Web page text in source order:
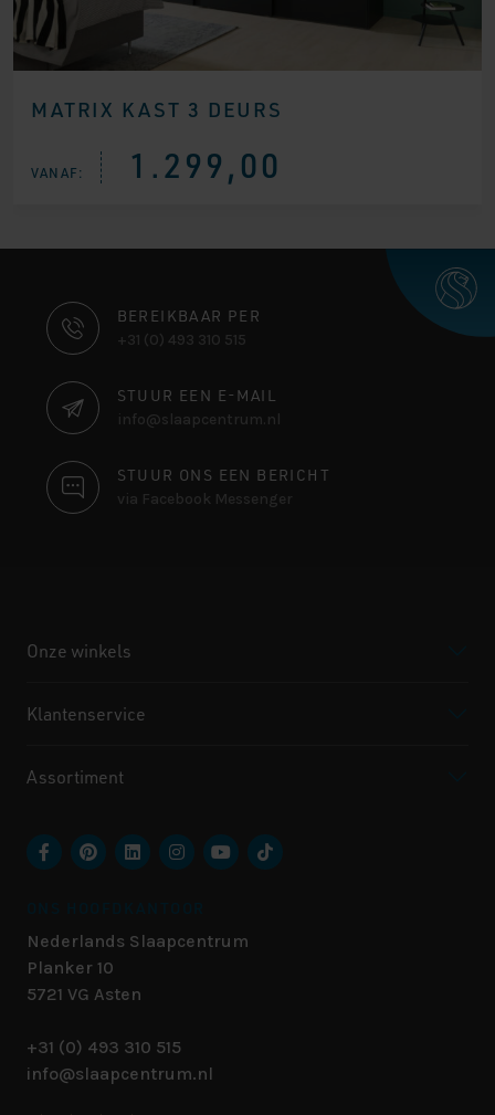
MATRIX KAST 3 DEURS
VANAF: 1.299,00
CONTACT
INFORMATIE
BEREIKBAAR PER
+31 (0) 493 310 515
STUUR EEN E-MAIL
info@slaapcentrum.nl
STUUR ONS EEN BERICHT
via Facebook Messenger
Onze winkels
Klantenservice
Assortiment
Nederlands Slaapcentrum
Planker 10
5721 VG Asten
+31 (0) 493 310 515
info@slaapcentrum.nl